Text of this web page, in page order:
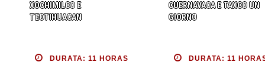
XOCHIMILCO E
TEOTIHUACAN
DURATA: 11 HORAS
CUERNAVACA E TAXCO UN
GIORNO
DURATA: 11